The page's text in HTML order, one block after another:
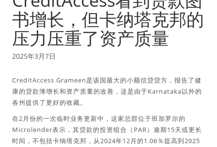
书增长，但卡纳塔克邦的
压力压重了资产质量
2025年3月7日
CreditAccess Grameen是该国最大的小额信贷贷方，报告了健
康的贷款簿增长和资产质量的改善，这是由于Karnataka以外的
各州提供了更好的收藏。
在2月份的一次临时业务更新中，这家总部位于班加罗尔的
Microlender表示，其贷款的投资组合（PAR）逾期15天或更长
时间，不包括卡纳塔克邦，从2024年12月的1.06％提高到2025